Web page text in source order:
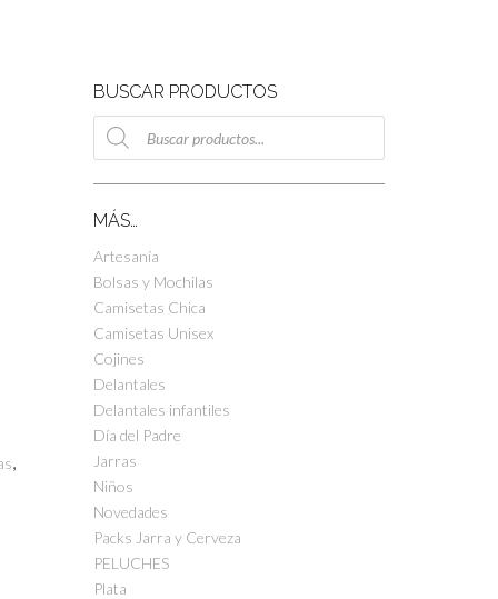
,
BUSCAR PRODUCTOS
Búsqueda
de
productos
MÁS…
Artesanía
Bolsas y Mochilas
Camisetas Chica
Camisetas Unisex
Cojines
Delantales
Delantales infantiles
Día del Padre
Jarras
Niños
Novedades
Packs Jarra y Cerveza
PELUCHES
Plata